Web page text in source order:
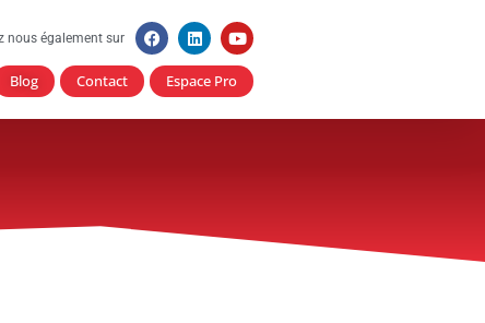
nous également sur
Blog Contact Espace Pro